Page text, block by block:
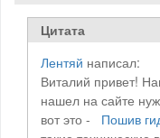
Цитата
Лентяй написал:
Виталий привет!
нашел на сайте
вот это - Пошив